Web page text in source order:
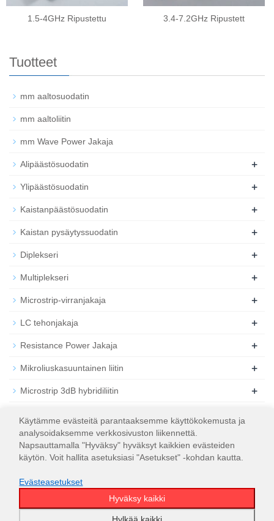
1.5-4GHz Ripustettu 3.4-7.2GHz Ripustett
Tuotteet
mm aaltosuodatin
mm aaltoliitin
mm Wave Power Jakaja
Alipäästösuodatin +
Ylipäästösuodatin +
Kaistanpäästösuodatin +
Kaistan pysäytyssuodatin +
Diplekseri +
Multiplekseri +
Microstrip-virranjakaja +
LC tehonjakaja +
Resistance Power Jakaja +
Mikroliuskasuuntainen liitin +
Microstrip 3dB hybridiliitin +
Koaksiaalinen RF-kuorma
WT Microwave INC.
Käytämme evästeitä parantaaksemme käyttökokemusta ja
analysoidaksemme verkkosivuston liikennettä.
Napsauttamalla "Hyväksy" hyväksyt kaikkien evästeiden
käytön. Voit hallita asetuksiasi "Asetukset" -kohdan kautta.
Evästeasetukset
Hyväksy kaikki